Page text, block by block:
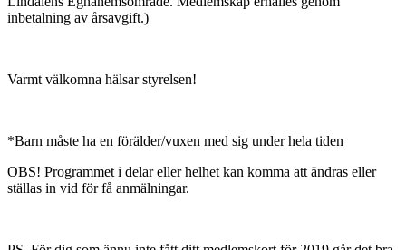
inbetalning av årsavgift.)
Varmt välkomna hälsar styrelsen!
*Barn måste ha en förälder/vuxen med sig under hela tiden
OBS! Programmet i delar eller helhet kan komma att ändras eller
ställas in vid för få anmälningar.